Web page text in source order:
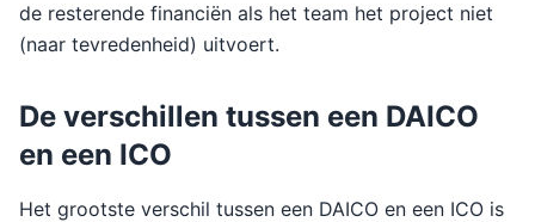
de resterende financiën als het team het project niet
(naar tevredenheid) uitvoert.
De verschillen tussen een DAICO
en een ICO
Het grootste verschil tussen een DAICO en een ICO is